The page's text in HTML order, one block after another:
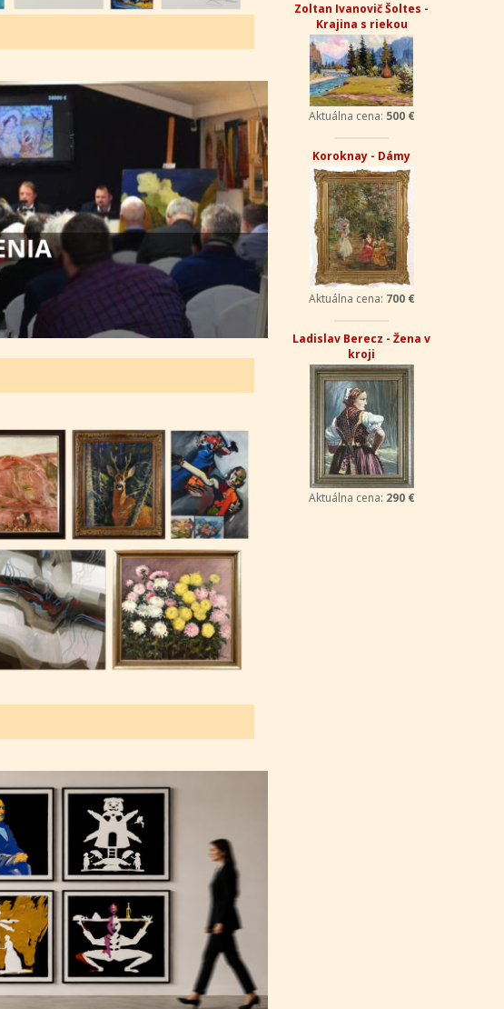
Zoltan Ivanovič Šoltes -
Krajina s riekou
Aktuálna cena: 500 €
Koroknay - Dámy
Aktuálna cena: 700 €
Ladislav Berecz - Žena v
kroji
Aktuálna cena: 290 €